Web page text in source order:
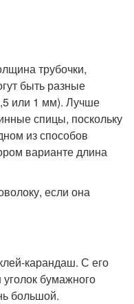
трубочки,
быть разные
или 1 мм). Лучше
спицы, поскольку
из способов
варианте длина
если она
карандаш. С его
бумажного
большой.